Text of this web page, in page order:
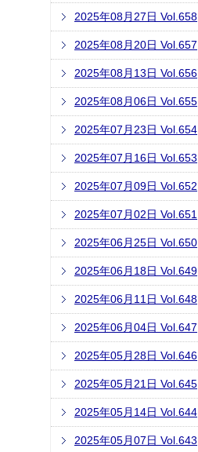
2025年08月27日 Vol.658
2025年08月20日 Vol.657
2025年08月13日 Vol.656
2025年08月06日 Vol.655
2025年07月23日 Vol.654
2025年07月16日 Vol.653
2025年07月09日 Vol.652
2025年07月02日 Vol.651
2025年06月25日 Vol.650
2025年06月18日 Vol.649
2025年06月11日 Vol.648
2025年06月04日 Vol.647
2025年05月28日 Vol.646
2025年05月21日 Vol.645
2025年05月14日 Vol.644
2025年05月07日 Vol.643